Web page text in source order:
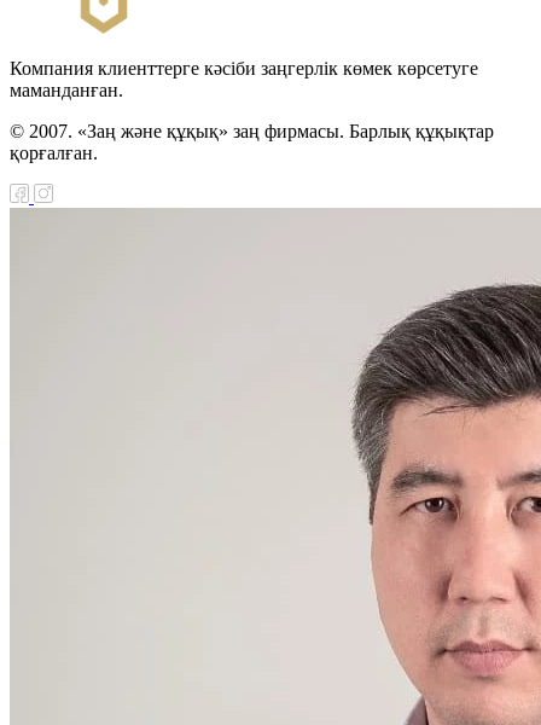
Компания клиенттерге кәсіби заңгерлік көмек көрсетуге
маманданған.
© 2007. «Заң және құқық» заң фирмасы. Барлық құқықтар
қорғалған.